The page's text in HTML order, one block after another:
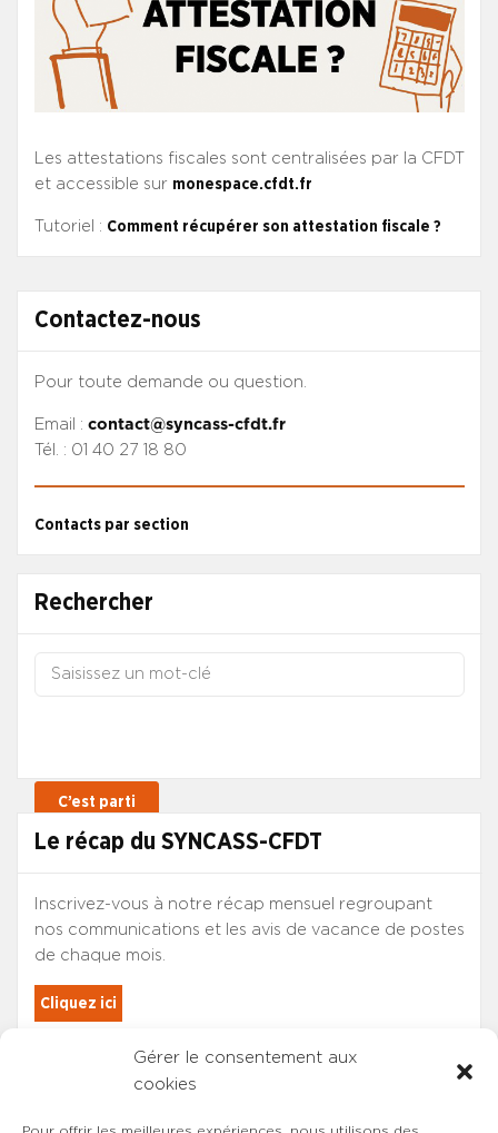
Gérer le consentement aux
cookies
Les attestations fiscales sont centralisées par la CFDT
et accessible sur monespace.cfdt.fr
Tutoriel : Comment récupérer son attestation fiscale ?
Contactez-nous
Pour toute demande ou question.
Email : contact@syncass-cfdt.fr
Tél. : 01 40 27 18 80
Contacts par section
Rechercher
Le récap du SYNCASS-CFDT
Inscrivez-vous à notre récap mensuel regroupant
nos communications et les avis de vacance de postes
de chaque mois.
Cliquez ici
Les adhérents du SYNCASS-CFDT
sont automatiquement inscrits.